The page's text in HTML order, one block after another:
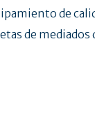
de
de mediados